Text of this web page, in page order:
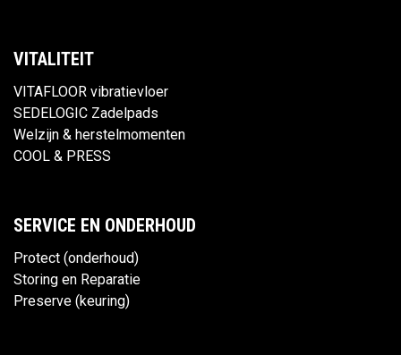
VITALITEIT
VITAFLOOR vibratievloer
SEDELOGIC Zadelpads
Welzijn & herstelmomenten
COOL & PRESS
SERVICE EN ONDERHOUD
Protect (onderhoud)
Storing en Reparatie
Preserve (keuring)